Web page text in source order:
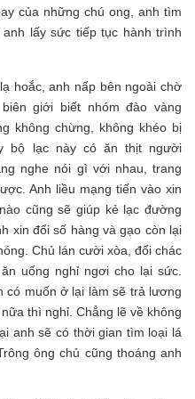
của những chú ong, anh tìm
lấy sức tiếp tục hành trình
hoắc, anh nấp bên ngoài chờ
giới biết nhóm đào vàng
không chừng, không khéo bị
bộ lạc này có ăn thịt người
nghe nói gì với nhau, trang
Anh liều mạng tiến vào xin
cũng sẽ giúp kẻ lạc đường
xin đổi số hàng và gạo còn lại
Chủ lán cười xòa, đổi chác
uống nghỉ ngơi cho lại sức.
có muốn ở lại làm sẽ trả lương
thì nghỉ. Chẳng lẽ về không
anh sẽ có thời gian tìm loại lá
ông chủ cũng thoáng anh